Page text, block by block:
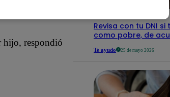
hijo, respondió
Revisa con tu DNI si
como pobre, de
Te ayudo 25 de mayo 2026